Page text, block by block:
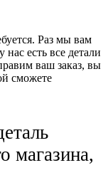
Раз мы вам
нас есть все детали
ваш заказ, вы
сможете
магазина,